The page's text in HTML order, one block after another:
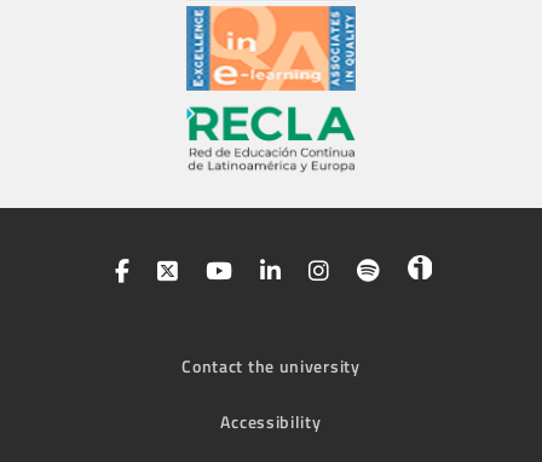
Contact the university
Accessibility